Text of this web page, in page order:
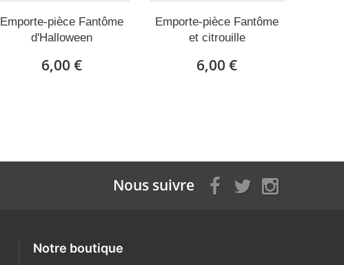
Emporte-pièce Fantôme
d'Halloween
6,00 €
Emporte-pièce Fantôme
et citrouille
6,00 €
Nous suivre
Notre boutique